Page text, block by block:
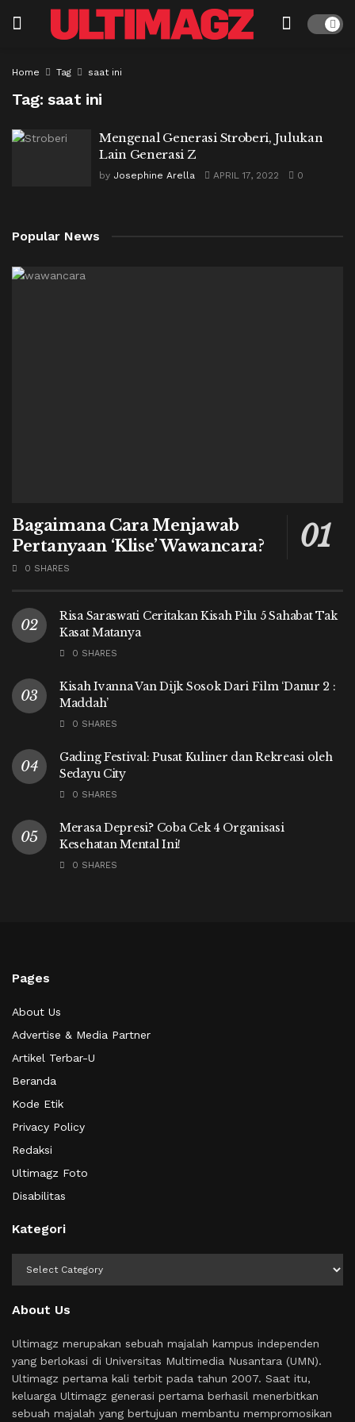
Home Tag saat ini
Tag: saat ini
Mengenal Generasi Stroberi, Julukan
Lain Generasi Z
by Josephine Arella APRIL 17, 2022 0
Popular News
Bagaimana Cara Menjawab
Pertanyaan ‘Klise’ Wawancara?
0 SHARES
Risa Saraswati Ceritakan Kisah Pilu 5 Sahabat Tak
Kasat Matanya
0 SHARES
Kisah Ivanna Van Dijk Sosok Dari Film ‘Danur 2 :
Maddah’
0 SHARES
Gading Festival: Pusat Kuliner dan Rekreasi oleh
Sedayu City
0 SHARES
Merasa Depresi? Coba Cek 4 Organisasi
Kesehatan Mental Ini!
0 SHARES
Pages
About Us
Advertise & Media Partner
Artikel Terbar-U
Beranda
Kode Etik
Privacy Policy
Redaksi
Ultimagz Foto
Disabilitas
Kategori
About Us
Ultimagz merupakan sebuah majalah kampus independen
yang berlokasi di Universitas Multimedia Nusantara (UMN).
Ultimagz pertama kali terbit pada tahun 2007. Saat itu,
keluarga Ultimagz generasi pertama berhasil menerbitkan
sebuah majalah yang bertujuan membantu mempromosikan